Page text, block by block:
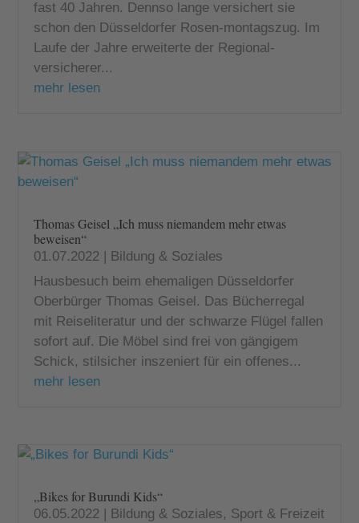
fast 40 Jahren. Dennso lange versichert sie
schon den Düsseldorfer Rosen-montagszug. Im
Laufe der Jahre erweiterte der Regional-
versicherer...
mehr lesen
Thomas Geisel „Ich muss niemandem mehr etwas
beweisen“
01.07.2022 | Bildung & Soziales
Hausbesuch beim ehemaligen Düsseldorfer
Oberbürger Thomas Geisel. Das Bücherregal
mit Reiseliteratur und der schwarze Flügel fallen
sofort auf. Die Möbel sind frei von gängigem
Schick, stilsicher inszeniert für ein offenes...
mehr lesen
„Bikes for Burundi Kids“
06.05.2022 | Bildung & Soziales, Sport & Freizeit